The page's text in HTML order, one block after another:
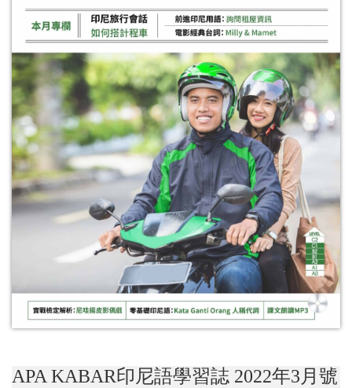
APA KABAR印尼語學習誌 2022年3月號